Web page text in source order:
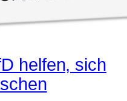
helfen, sich